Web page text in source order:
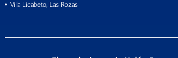
Villa Licabeto, Las Rozas